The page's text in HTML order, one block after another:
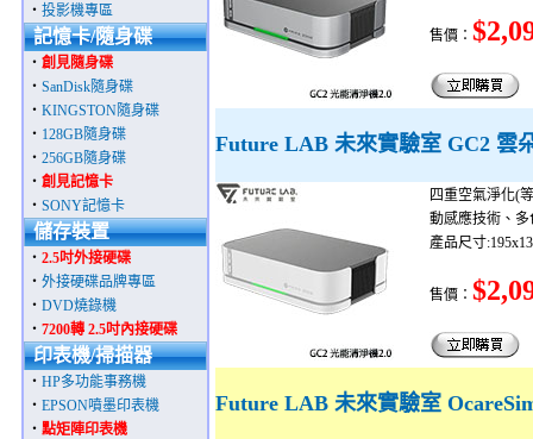
‧ 投影機專區
記憶卡/隨身碟
‧ 創見隨身碟
‧ SanDisk隨身碟
‧ KINGSTON隨身碟
‧ 128GB隨身碟
‧ 256GB隨身碟
‧ 創見記憶卡
‧ SONY記憶卡
儲存裝置
‧ 2.5吋外接硬碟
‧ 外接硬碟品牌專區
‧ DVD燒錄機
‧ 7200轉 2.5吋內接硬碟
印表機/掃描器
‧ HP多功能事務機
‧ EPSON噴墨印表機
‧ 點矩陣印表機
售價：
Future LAB 未來實驗室 GC2 雲
四重空氣淨化(
動感應技術、多
產品尺寸
售價：
Future LAB 未來實驗室